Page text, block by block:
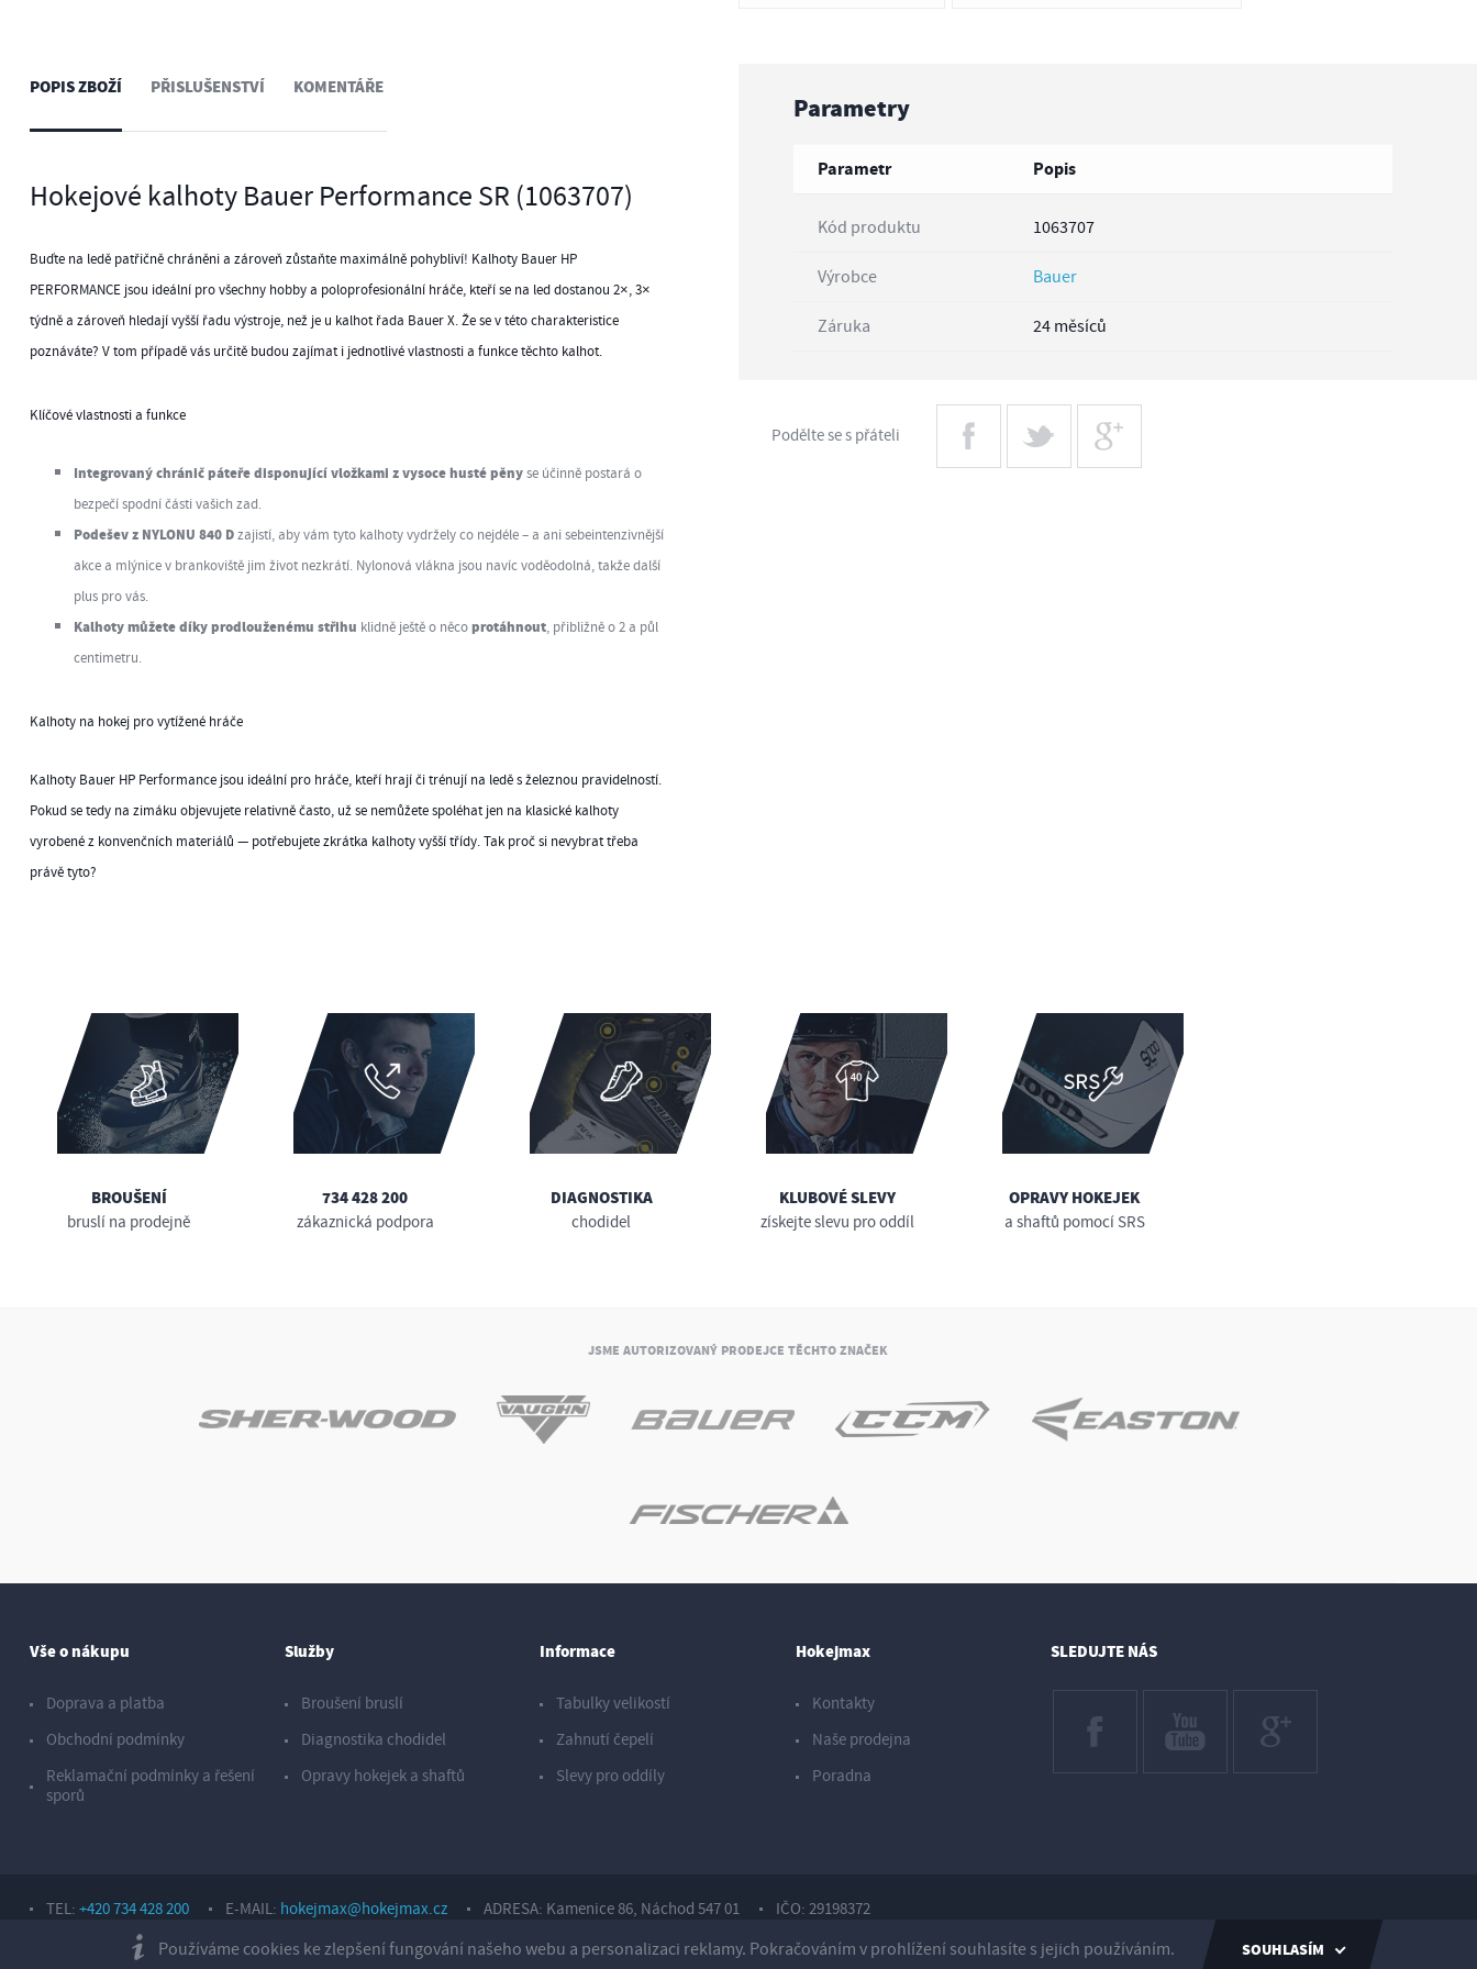
POPIS ZBOŽÍ
Hokejové kalhoty Bauer Performance SR (1063707)
Buďte na ledě patřičně chráněni a zároveň zůstaňte maximálně pohybliví! Kalhoty Bauer HP
PERFORMANCE jsou ideální pro všechny hobby a poloprofesionální hráče, kteří se na led dostanou 2×, 3×
týdně a zároveň hledají vyšší řadu výstroje, než je u kalhot řada Bauer X. Že se v této charakteristice
poznáváte? V tom případě vás určitě budou zajímat i jednotlivé vlastnosti a funkce těchto kalhot.
Klíčové vlastnosti a funkce
Integrovaný chránič páteře disponující vložkami z vysoce husté pěnyse účinně postará o
bezpečí spodní části vašich zad.
Podešev z NYLONU 840 Dzajistí, aby vám tyto kalhotyvydržely co nejdéle – a ani sebeintenzivnější
akce a mlýnice v brankoviště jim život nezkrátí. Nylonová vlákna jsou navíc voděodolná, takže další
plus pro vás.
Kalhoty můžete díky prodlouženému střihu klidně ještě o něcoprotáhnout, přibližně o 2 a půl
centimetru.
Kalhoty na hokej pro vytížené hráče
Kalhoty Bauer HP Performance jsou ideální pro hráče, kteří hrají či trénují na ledě s železnou pravidelností.
Pokud se tedy na zimáku objevujete relativně často, už se nemůžete spoléhat jen na klasické kalhoty
vyrobené z konvenčních materiálů — potřebujete zkrátka kalhoty vyšší třídy. Tak proč si nevybrat třeba
právě tyto?
PŘISLUŠENSTVÍ KOMENTÁŘE
Parametry
Parametr Popis
Kód produktu 1063707
Výrobce Bauer
Záruka 24 měsíců
Podělte se s přáteli
BROUŠENÍ
bruslí na prodejně
734 428 200
zákaznická podpora
DIAGNOSTIKA
chodidel
KLUBOVÉ SLEVY
získejte slevu pro oddíl
OPRAVY HOKEJEK
a shaftů pomocí SRS
JSME AUTORIZOVANÝ PRODEJCE TĚCHTO ZNAČEK
Vše o nákupu
Doprava a platba
Obchodní podmínky
Reklamační podmínky a řešení
sporů
Služby
Broušení bruslí
Diagnostika chodidel
Opravy hokejek a shaftů
Informace
Tabulky velikostí
Zahnutí čepelí
Slevy pro oddíly
Hokejmax
Kontakty
Naše prodejna
Poradna
SLEDUJTE NÁS
TEL: +420 734 428 200 E-MAIL: hokejmax@hokejmax.cz ADRESA: Kamenice 86, Náchod 547 01
IČO: 29198372
Copyright © 2026, Sport Hotárek s. r. o.
Created by inCUBE
Používáme cookies ke zlepšení fungování našeho webu a personalizaci reklamy. Pokračováním v prohlížení souhlasíte s jejich používáním. SOUHLASÍM